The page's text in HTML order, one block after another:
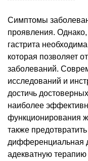
Симптомы
проявления.
гастрита
которая позволяет
заболеваний.
исследований и
достичь
наиболее
функционирования
также
дифференциальная
адекватную